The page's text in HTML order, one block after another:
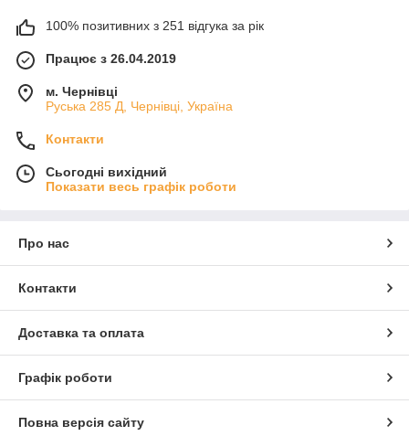
100% позитивних з 251 відгука за рік
Працює з 26.04.2019
м. Чернівці
Руська 285 Д, Чернівці, Україна
Контакти
Сьогодні вихідний
Показати весь графік роботи
Про нас
Контакти
Доставка та оплата
Графік роботи
Повна версія сайту